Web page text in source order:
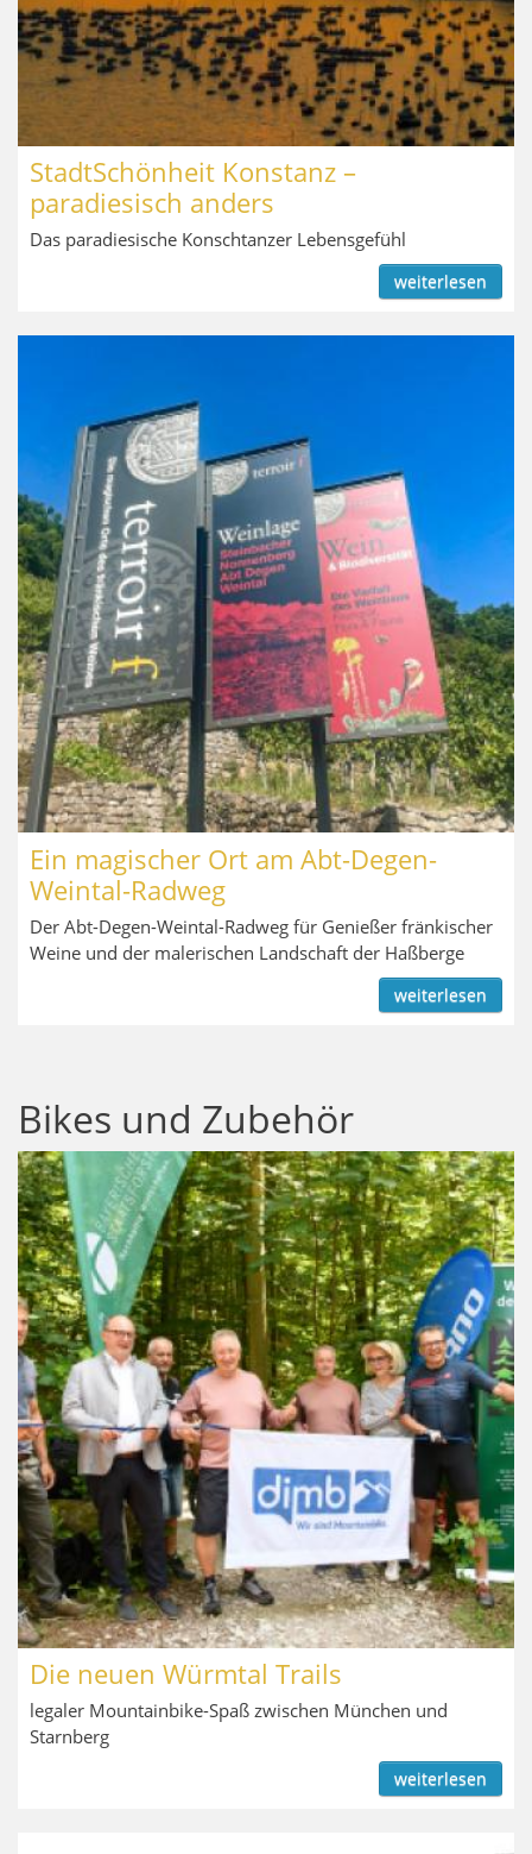
StadtSchönheit Konstanz –
paradiesisch anders
Das paradiesische Konschtanzer Lebensgefühl
weiterlesen
Ein magischer Ort am Abt-Degen-
Weintal-Radweg
Der Abt-Degen-Weintal-Radweg für Genießer fränkischer
Weine und der malerischen Landschaft der Haßberge
weiterlesen
Bikes und Zubehör
Die neuen Würmtal Trails
legaler Mountainbike-Spaß zwischen München und
Starnberg
weiterlesen